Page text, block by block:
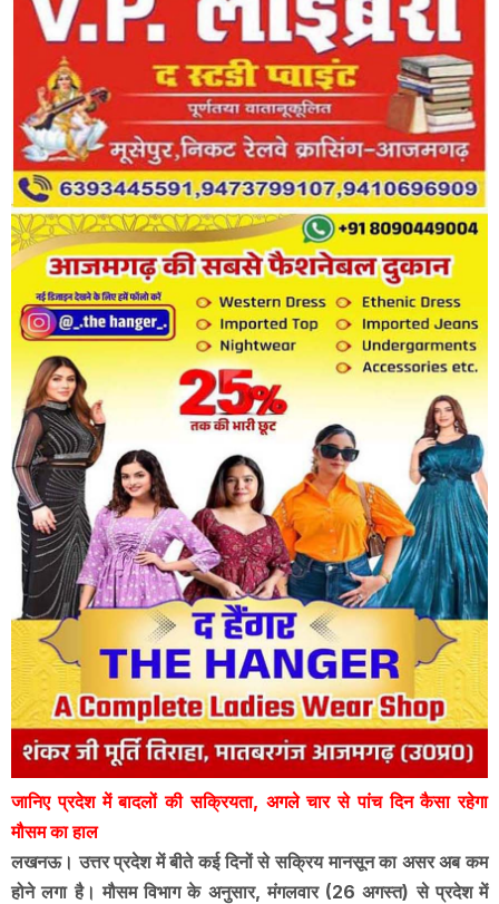
जानिए प्रदेश में बादलों की सक्रियता, अगले चार से पांच दिन कैसा रहेगा
मौसम का हाल
लखनऊ। उत्तर प्रदेश में बीते कई दिनों से सक्रिय मानसून का असर अब कम
होने लगा है। मौसम विभाग के अनुसार, मंगलवार (26 अगस्त) से प्रदेश में